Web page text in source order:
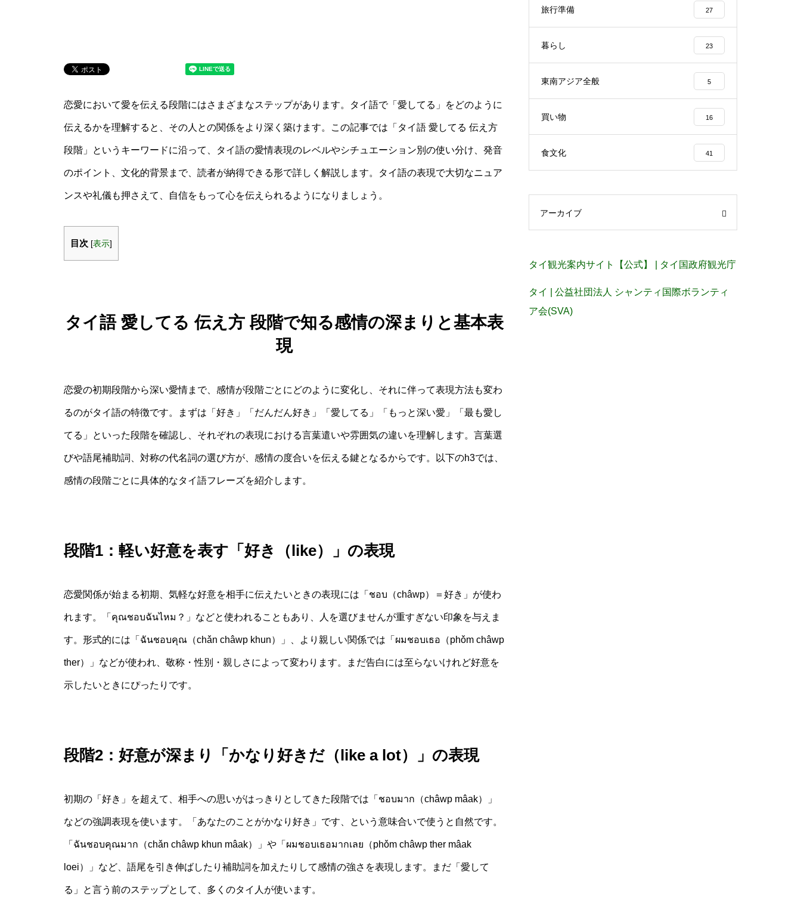
恋愛において愛を伝える段階にはさまざまなステップがあります。タイ語で「愛してる」をどのように
伝えるかを理解すると、その人との関係をより深く築けます。この記事では「タイ語 愛してる 伝え方
段階」というキーワードに沿って、タイ語の愛情表現のレベルやシチュエーション別の使い分け、発音
のポイント、文化的背景まで、読者が納得できる形で詳しく解説します。タイ語の表現で大切なニュア
ンスや礼儀も押さえて、自信をもって心を伝えられるようになりましょう。
目次 [表示]
タイ語 愛してる 伝え方 段階で知る感情の深まりと基本表
現
恋愛の初期段階から深い愛情まで、感情が段階ごとにどのように変化し、それに伴って表現方法も変わ
るのがタイ語の特徴です。まずは「好き」「だんだん好き」「愛してる」「もっと深い愛」「最も愛し
てる」といった段階を確認し、それぞれの表現における言葉遣いや雰囲気の違いを理解します。言葉選
びや語尾補助詞、対称の代名詞の選び方が、感情の度合いを伝える鍵となるからです。以下のh3では、
感情の段階ごとに具体的なタイ語フレーズを紹介します。
段階1：軽い好意を表す「好き（like）」の表現
恋愛関係が始まる初期、気軽な好意を相手に伝えたいときの表現には「ชอบ（châwp）＝好き」が使わ
れます。「คุณชอบฉันไหม？」などと使われることもあり、人を選びませんが重すぎない印象を与えま
す。形式的には「ฉันชอบคุณ（chǎn châwp khun）」、より親しい関係では「ผมชอบเธอ（phǒm châwp
ther）」などが使われ、敬称・性別・親しさによって変わります。まだ告白には至らないけれど好意を
示したいときにぴったりです。
段階2：好意が深まり「かなり好きだ（like a lot）」の表現
初期の「好き」を超えて、相手への思いがはっきりとしてきた段階では「ชอบมาก（châwp mâak）」
などの強調表現を使います。「あなたのことがかなり好き」です、という意味合いで使うと自然です。
「ฉันชอบคุณมาก（chǎn châwp khun mâak）」や「ผมชอบเธอมากเลย（phǒm châwp ther mâak
loei）」など、語尾を引き伸ばしたり補助詞を加えたりして感情の強さを表現します。まだ「愛して
る」と言う前のステップとして、多くのタイ人が使います。
旅行準備 27
暮らし 23
東南アジア全般 5
買い物 16
食文化 41
アーカイブ
タイ観光案内サイト【公式】 | タイ国政府観光庁
タイ | 公益社団法人 シャンティ国際ボランティ
ア会(SVA)